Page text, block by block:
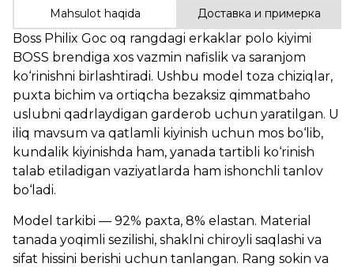
Mahsulot haqida Доставка и примерка
Boss Philix Goc oq rangdagi erkaklar polo kiyimi
BOSS brendiga xos vazmin nafislik va saranjom
ko‘rinishni birlashtiradi. Ushbu model toza chiziqlar,
puxta bichim va ortiqcha bezaksiz qimmatbaho
uslubni qadrlaydigan garderob uchun yaratilgan. U
iliq mavsum va qatlamli kiyinish uchun mos bo‘lib,
kundalik kiyinishda ham, yanada tartibli ko‘rinish
talab etiladigan vaziyatlarda ham ishonchli tanlov
bo‘ladi.
Model tarkibi — 92% paxta, 8% elastan. Material
tanada yoqimli sezilishi, shaklni chiroyli saqlashi va
sifat hissini berishi uchun tanlangan. Rang sokin va